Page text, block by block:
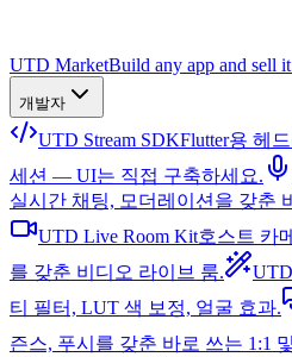
UTD MarketBuild any app and sell
개발자
UTD Stream SDKFlutter용 헤
세션 — UI는 직접 구축하세요.
실시간 채팅, 모더레이션을 갖춘
UTD Live Room Kit호스트 카
를 갖춘 비디오 라이브 룸.
티 필터, LUT 색 보정, 얼굴 효과.
즌스, 푸시를 갖춘 바로 쓰는 1:1